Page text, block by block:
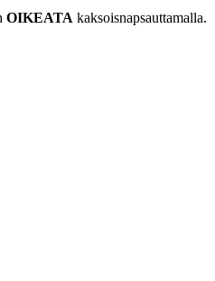
OIKEATA kaksoisnapsauttamalla.